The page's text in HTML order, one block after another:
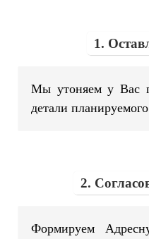
1.
Мы утоняем у Вас
детали
2.
Формируем